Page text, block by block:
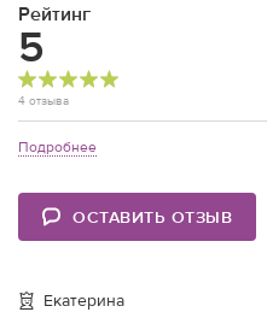
Рейтинг
5
4 отзыва
Подробнее
ОСТАВИТЬ ОТЗЫВ
Екатерина